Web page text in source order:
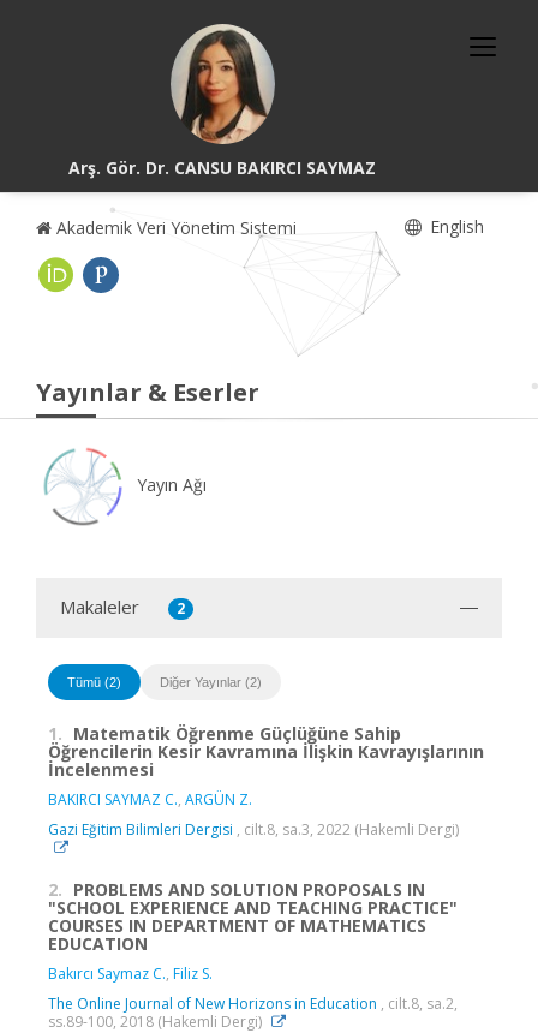
Arş. Gör. Dr. CANSU BAKIRCI SAYMAZ
Akademik Veri Yönetim Sistemi English
Yayınlar & Eserler
Yayın Ağı
Makaleler 2
Tümü (2) Diğer Yayınlar (2)
1. Matematik Öğrenme Güçlüğüne Sahip
Öğrencilerin Kesir Kavramına İlişkin Kavrayışlarının
İncelenmesi
BAKIRCI SAYMAZ C., ARGÜN Z.
Gazi Eğitim Bilimleri Dergisi , cilt.8, sa.3, 2022 (Hakemli Dergi)
2. PROBLEMS AND SOLUTION PROPOSALS IN
"SCHOOL EXPERIENCE AND TEACHING PRACTICE"
COURSES IN DEPARTMENT OF MATHEMATICS
EDUCATION
Bakırcı Saymaz C., Filiz S.
The Online Journal of New Horizons in Education , cilt.8, sa.2,
ss.89-100, 2018 (Hakemli Dergi)